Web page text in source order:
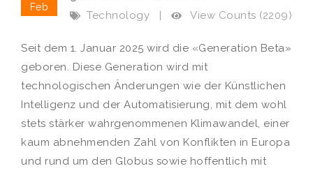
Feb
Technology | View Counts (2209)
Seit dem 1. Januar 2025 wird die «Generation Beta»
geboren. Diese Generation wird mit
technologischen Änderungen wie der Künstlichen
Intelligenz und der Automatisierung, mit dem wohl
stets stärker wahrgenommenen Klimawandel, einer
kaum abnehmenden Zahl von Konflikten in Europa
und rund um den Globus sowie hoffentlich mit